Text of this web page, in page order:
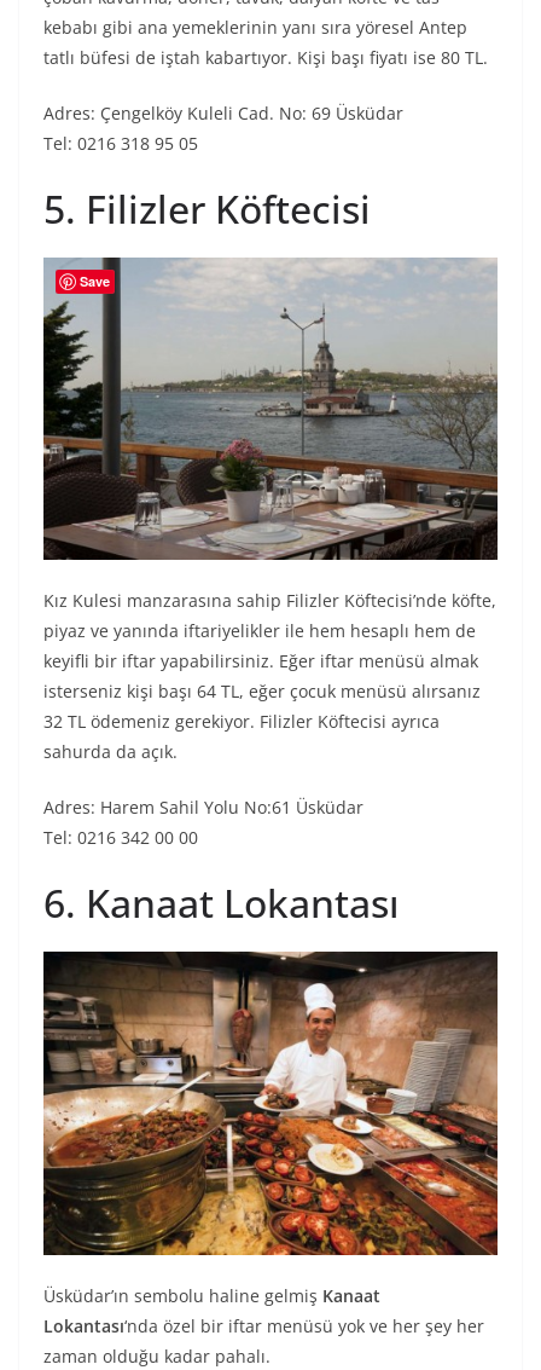
kebabı gibi ana yemeklerinin yanı sıra yöresel Antep
tatlı büfesi de iştah kabartıyor. Kişi başı fiyatı ise 80 TL.
Adres: Çengelköy Kuleli Cad. No: 69 Üsküdar
Tel: 0216 318 95 05
5. Filizler Köftecisi
Kız Kulesi manzarasına sahip Filizler Köftecisi’nde köfte,
piyaz ve yanında iftariyelikler ile hem hesaplı hem de
keyifli bir iftar yapabilirsiniz. Eğer iftar menüsü almak
isterseniz kişi başı 64 TL, eğer çocuk menüsü alırsanız
32 TL ödemeniz gerekiyor. Filizler Köftecisi ayrıca
sahurda da açık.
Adres: Harem Sahil Yolu No:61 Üsküdar
Tel: 0216 342 00 00
6. Kanaat Lokantası
Üsküdar’ın sembolu haline gelmiş Kanaat
Lokantası‘nda özel bir iftar menüsü yok ve her şey her
zaman olduğu kadar pahalı.
Save